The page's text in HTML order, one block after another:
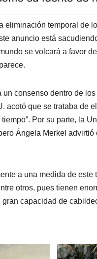
eliminación temporal de
anuncio está
se volcará a favor
consenso dentro de
acotó que se trataba de
Por su parte, la
Ángela Merkel advirtió
a una medida de este
otros, pues tienen
capacidad de